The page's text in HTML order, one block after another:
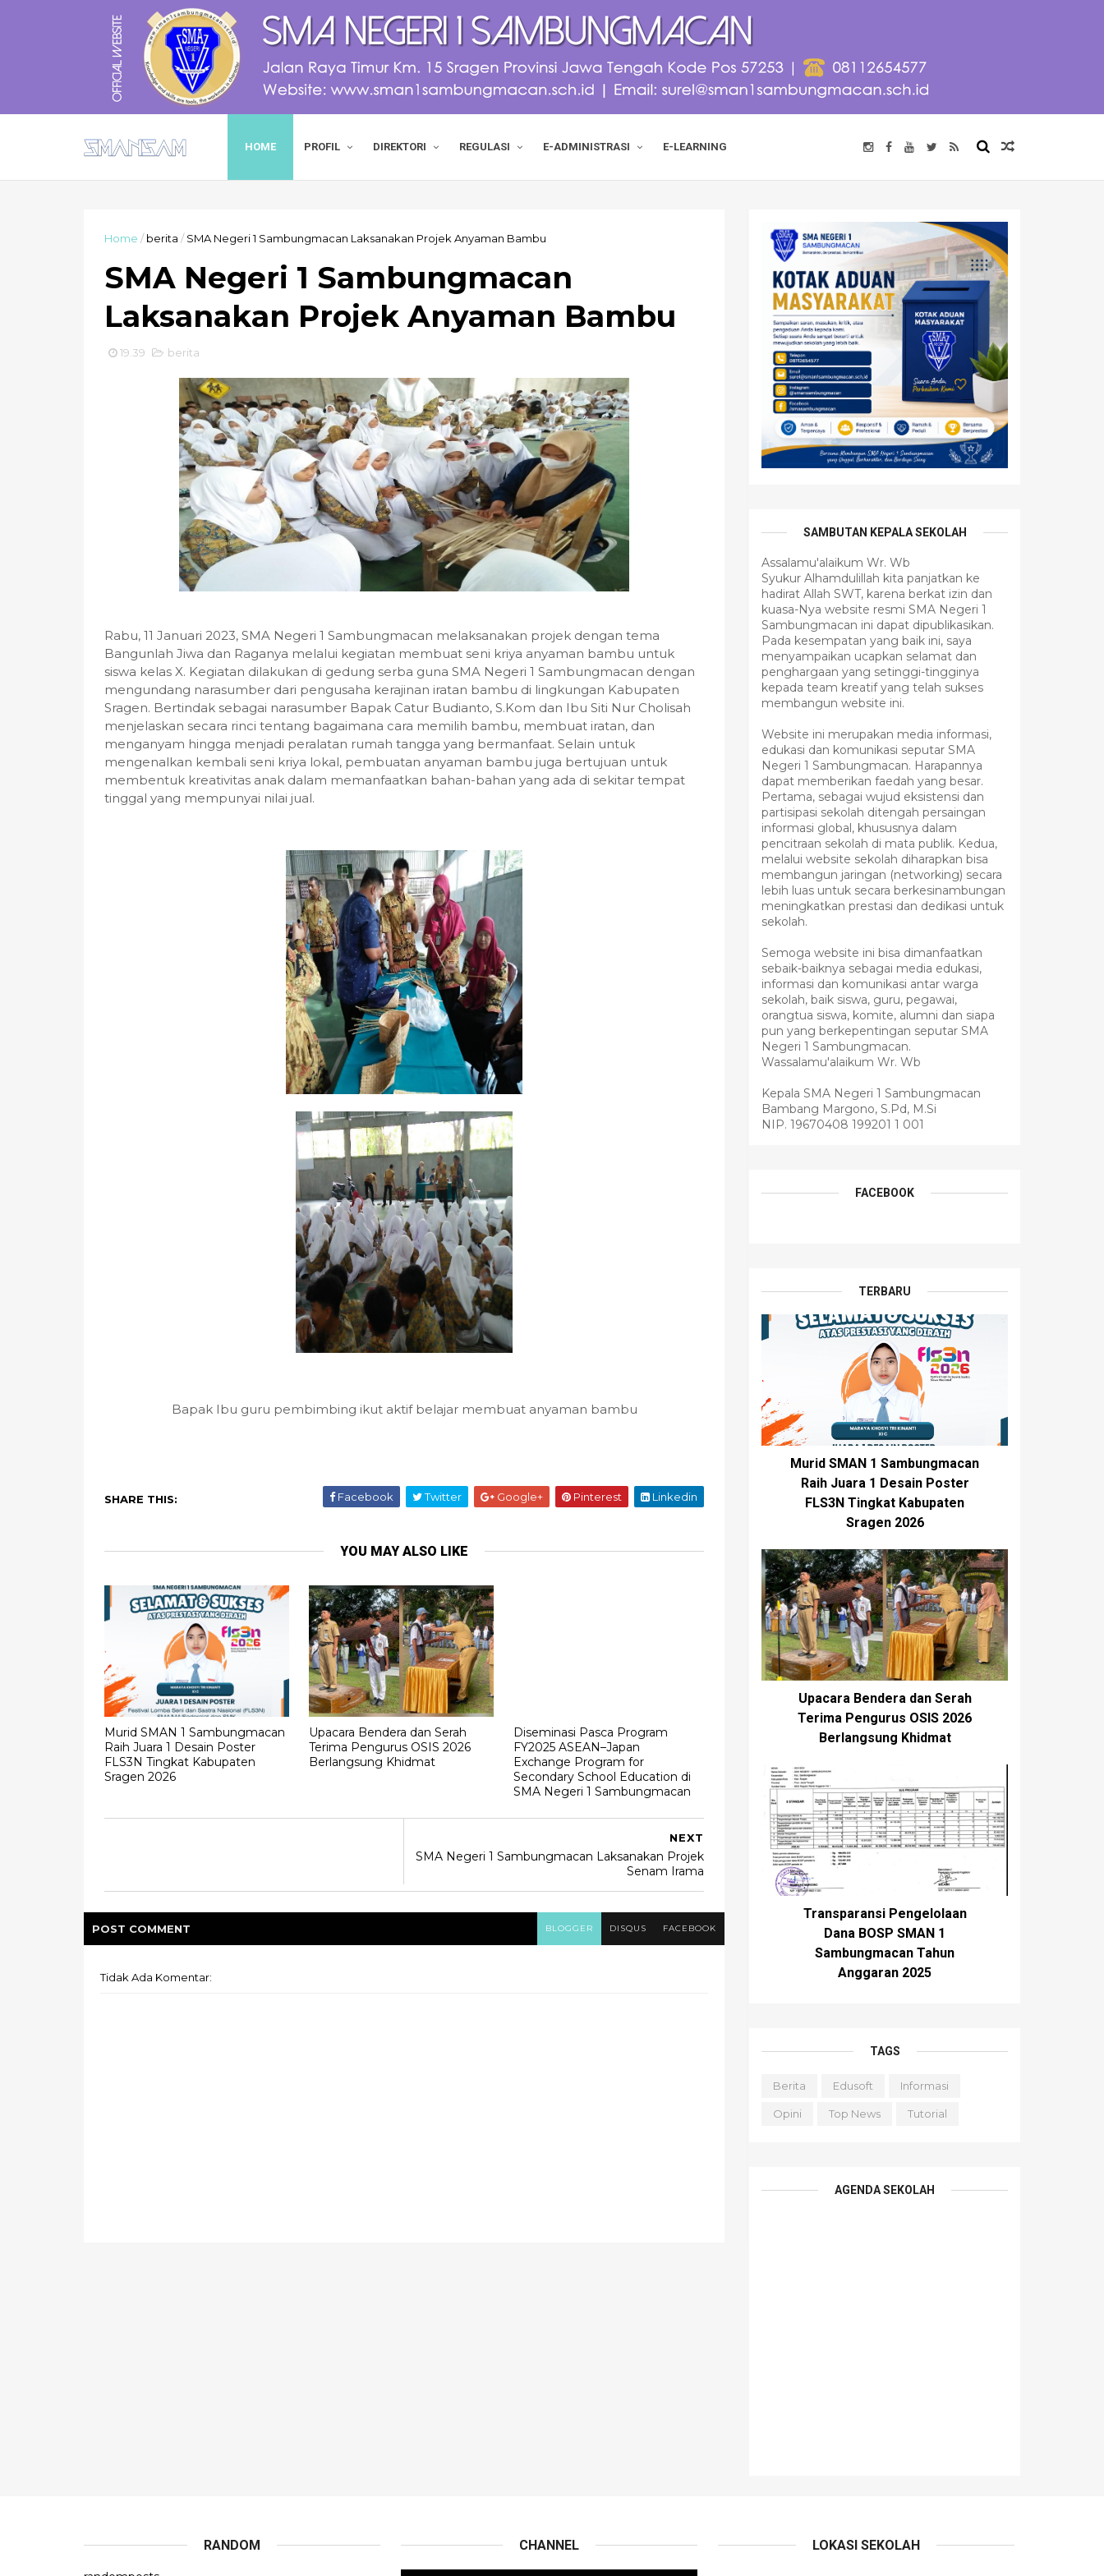
HOME PROFIL DIREKTORI REGULASI E-ADMINISTRASI E-LEARNING
Home / berita / SMA Negeri 1 Sambungmacan Laksanakan Projek Anyaman Bambu
SMA Negeri 1 Sambungmacan
Laksanakan Projek Anyaman Bambu
19.39 berita
Rabu, 11 Januari 2023, SMA Negeri 1 Sambungmacan melaksanakan projek dengan tema
Bangunlah Jiwa dan Raganya melalui kegiatan membuat seni kriya anyaman bambu untuk
siswa kelas X. Kegiatan dilakukan di gedung serba guna SMA Negeri 1 Sambungmacan dengan
mengundang narasumber dari pengusaha kerajinan iratan bambu di lingkungan Kabupaten
Sragen. Bertindak sebagai narasumber Bapak Catur Budianto, S.Kom dan Ibu Siti Nur Cholisah
menjelaskan secara rinci tentang bagaimana cara memilih bambu, membuat iratan, dan
menganyam hingga menjadi peralatan rumah tangga yang bermanfaat. Selain untuk
mengenalkan kembali seni kriya lokal, pembuatan anyaman bambu juga bertujuan untuk
membentuk kreativitas anak dalam memanfaatkan bahan-bahan yang ada di sekitar tempat
tinggal yang mempunyai nilai jual.
Bapak Ibu guru pembimbing ikut aktif belajar membuat anyaman bambu
SHARE THIS: Facebook Twitter Google+ Pinterest Linkedin
YOU MAY ALSO LIKE
Murid SMAN 1 Sambungmacan
Raih Juara 1 Desain Poster
FLS3N Tingkat Kabupaten
Sragen 2026
Upacara Bendera dan Serah
Terima Pengurus OSIS 2026
Berlangsung Khidmat
Diseminasi Pasca Program
FY2025 ASEAN–Japan
Exchange Program for
Secondary School Education di
SMA Negeri 1 Sambungmacan
NEXT
SMA Negeri 1 Sambungmacan Laksanakan Projek
Senam Irama
POST COMMENT BLOGGER DISQUS FACEBOOK
Tidak Ada Komentar:
SAMBUTAN KEPALA SEKOLAH
Assalamu'alaikum Wr. Wb
Syukur Alhamdulillah kita panjatkan ke
hadirat Allah SWT, karena berkat izin dan
kuasa-Nya website resmi SMA Negeri 1
Sambungmacan ini dapat dipublikasikan.
Pada kesempatan yang baik ini, saya
menyampaikan ucapkan selamat dan
penghargaan yang setinggi-tingginya
kepada team kreatif yang telah sukses
membangun website ini.
Website ini merupakan media informasi,
edukasi dan komunikasi seputar SMA
Negeri 1 Sambungmacan. Harapannya
dapat memberikan faedah yang besar.
Pertama, sebagai wujud eksistensi dan
partisipasi sekolah ditengah persaingan
informasi global, khususnya dalam
pencitraan sekolah di mata publik. Kedua,
melalui website sekolah diharapkan bisa
membangun jaringan (networking) secara
lebih luas untuk secara berkesinambungan
meningkatkan prestasi dan dedikasi untuk
sekolah.
Semoga website ini bisa dimanfaatkan
sebaik-baiknya sebagai media edukasi,
informasi dan komunikasi antar warga
sekolah, baik siswa, guru, pegawai,
orangtua siswa, komite, alumni dan siapa
pun yang berkepentingan seputar SMA
Negeri 1 Sambungmacan.
Wassalamu'alaikum Wr. Wb
Kepala SMA Negeri 1 Sambungmacan
Bambang Margono, S.Pd, M.Si
NIP. 19670408 199201 1 001
FACEBOOK
TERBARU
Murid SMAN 1 Sambungmacan
Raih Juara 1 Desain Poster
FLS3N Tingkat Kabupaten
Sragen 2026
Upacara Bendera dan Serah
Terima Pengurus OSIS 2026
Berlangsung Khidmat
Transparansi Pengelolaan
Dana BOSP SMAN 1
Sambungmacan Tahun
Anggaran 2025
TAGS
Berita Edusoft Informasi
Opini Top News Tutorial
AGENDA SEKOLAH
RANDOM CHANNEL LOKASI SEKOLAH